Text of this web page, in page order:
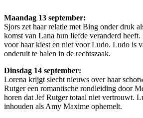
Maandag 13 september:
Sjors zet haar relatie met Bing onder druk
komst van Lana hun liefde veranderd
voor haar kiest en niet voor Ludo. Ludo is
onderuit te halen in de rechtszaak.
Dinsdag 14 september:
Lorena krijgt slecht nieuws over haar
Rutger een romantische rondleiding door
horen dat Jef Rutger totaal niet vertrouwt.
inhouden als Amy Maxime ophemelt.